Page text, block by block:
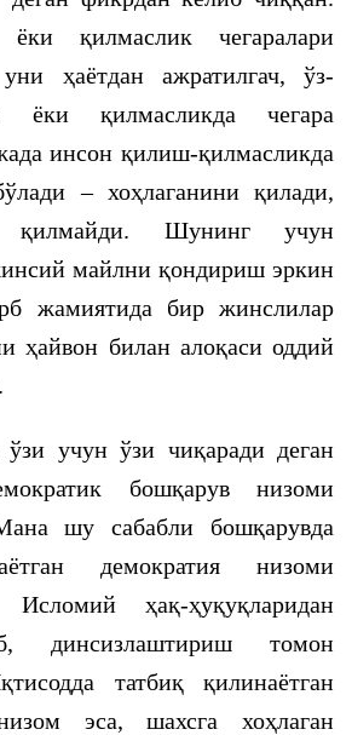
қилмаслик чегаралари
ҳаётдан ажратилгач, ўз-
ёки қилмасликда чегара
инсон қилиш-қилмасликда
– хоҳлаганини қилади,
қилмайди. Шунинг учун
майлни қондириш эркин
жамиятида бир жинслилар
ҳайвон билан алоқаси оддий
учун ўзи чиқаради деган
бошқарув низоми
шу сабабли бошқарувда
демократия низоми
Исломий ҳақ-ҳуқуқларидан
динсизлаштириш томон
татбиқ қилинаётган
эса, шахсга хоҳлаган